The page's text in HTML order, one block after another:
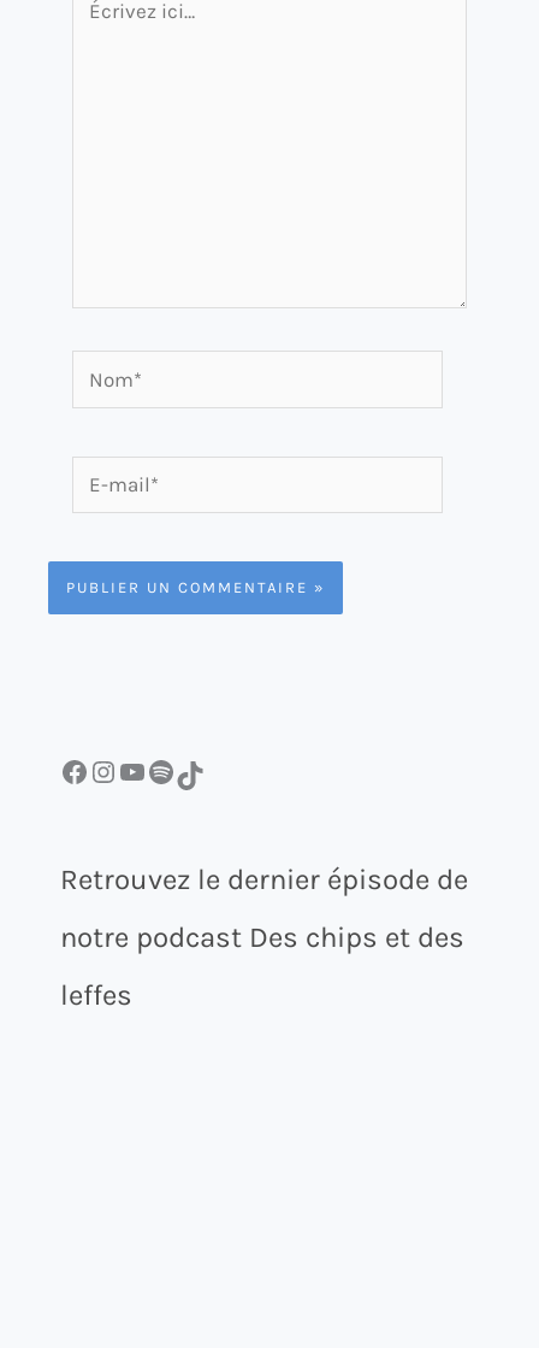
Nom*
mail*
Facebook InstagramYouTube Spotify TikTok
Retrouvez le dernier épisode de
notre podcast Des chips et des
leffes